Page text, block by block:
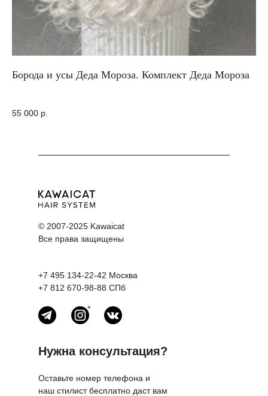
Борода и усы Деда Мороза. Комплект Деда Мороза
55 000 р.
*
© 2007-2025 Kawaicat
Все права защищены
Нужна консультация?
+7 495 134-22-42 Москва
+7 812 670-98-88 СПб
Оставьте номер телефона и
наш стилист бесплатно даст вам